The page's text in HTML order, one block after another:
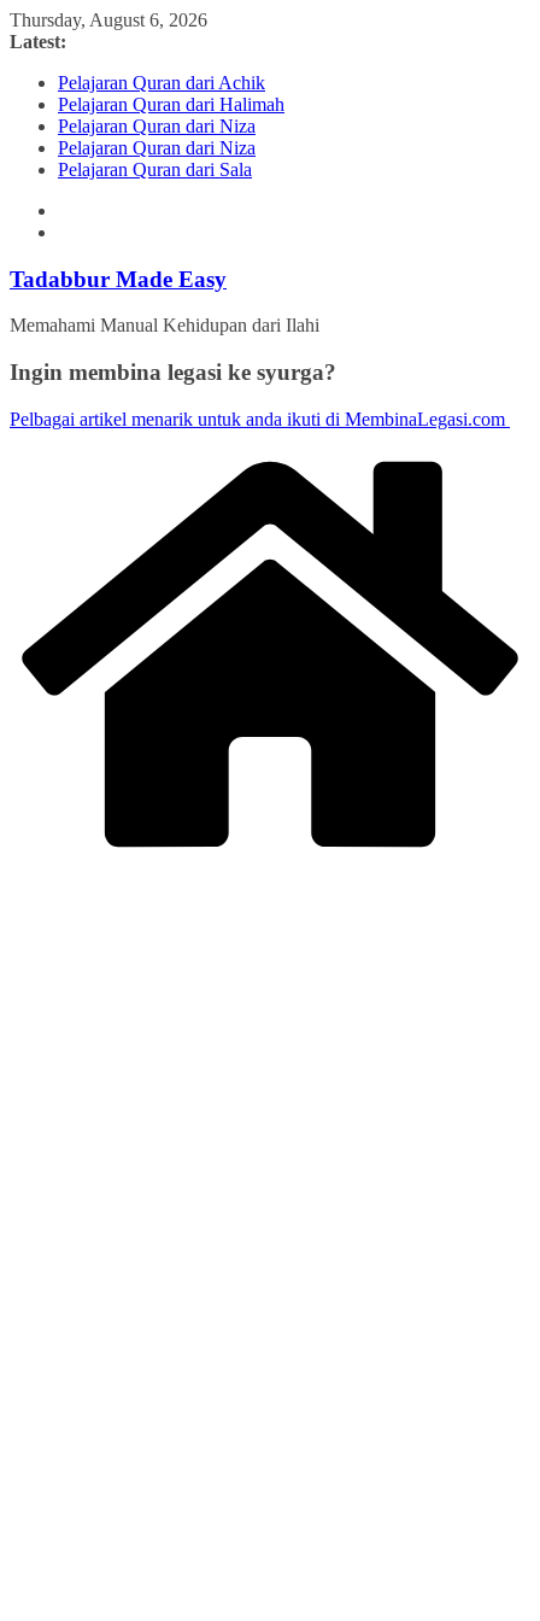
Skip
to
Thursday, August 6, 2026
Latest:
Pelajaran Quran dari Achik
Pelajaran Quran dari Halimah
Pelajaran Quran dari Niza
Pelajaran Quran dari Niza
Pelajaran Quran dari Sala
Tadabbur Made Easy
Memahami Manual Kehidupan dari Ilahi
Ingin membina legasi ke syurga?
Pelbagai artikel menarik untuk anda ikuti di MembinaLegasi.com